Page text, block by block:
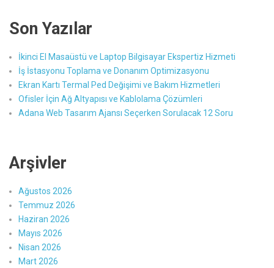
Son Yazılar
İkinci El Masaüstü ve Laptop Bilgisayar Ekspertiz Hizmeti
İş İstasyonu Toplama ve Donanım Optimizasyonu
Ekran Kartı Termal Ped Değişimi ve Bakım Hizmetleri
Ofisler İçin Ağ Altyapısı ve Kablolama Çözümleri
Adana Web Tasarım Ajansı Seçerken Sorulacak 12 Soru
Arşivler
Ağustos 2026
Temmuz 2026
Haziran 2026
Mayıs 2026
Nisan 2026
Mart 2026